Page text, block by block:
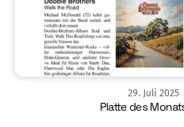
29. Juli 2025
Platte des